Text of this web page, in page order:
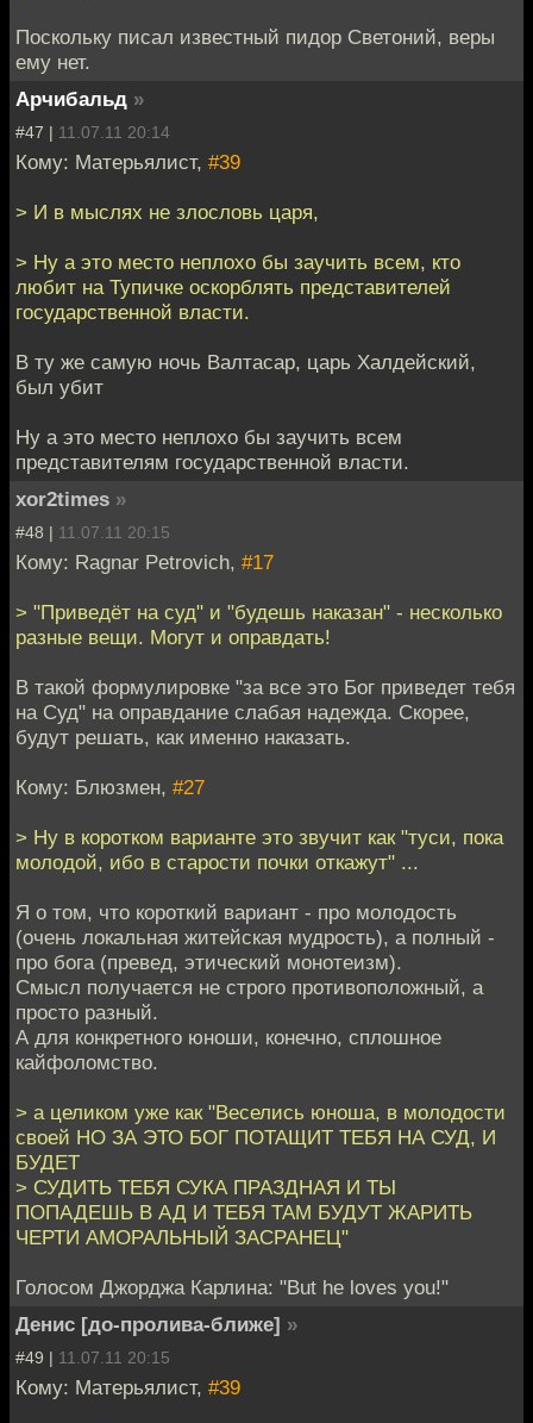
Поскольку писал известный пидор Светоний, веры
ему нет.
Арчибальд »
#47 | 11.07.11 20:14
Кому: Матерьялист, #39
> И в мыслях не злословь царя,
> Ну а это место неплохо бы заучить всем, кто
любит на Тупичке оскорблять представителей
государственной власти.
В ту же самую ночь Валтасар, царь Халдейский,
был убит
Ну а это место неплохо бы заучить всем
представителям государственной власти.
xor2times »
#48 | 11.07.11 20:15
Кому: Ragnar Petrovich, #17
> "Приведёт на суд" и "будешь наказан" - несколько
разные вещи. Могут и оправдать!
В такой формулировке "за все это Бог приведет тебя
на Суд" на оправдание слабая надежда. Скорее,
будут решать, как именно наказать.
Кому: Блюзмен, #27
> Ну в коротком варианте это звучит как "туси, пока
молодой, ибо в старости почки откажут" ...
Я о том, что короткий вариант - про молодость
(очень локальная житейская мудрость), а полный -
про бога (превед, этический монотеизм).
Смысл получается не строго противоположный, а
просто разный.
А для конкретного юноши, конечно, сплошное
кайфоломство.
> а целиком уже как "Веселись юноша, в молодости
своей НО ЗА ЭТО БОГ ПОТАЩИТ ТЕБЯ НА СУД, И
БУДЕТ
> СУДИТЬ ТЕБЯ СУКА ПРАЗДНАЯ И ТЫ
ПОПАДЕШЬ В АД И ТЕБЯ ТАМ БУДУТ ЖАРИТЬ
ЧЕРТИ АМОРАЛЬНЫЙ ЗАСРАНЕЦ"
Голосом Джорджа Карлина: "But he loves you!"
Денис [до-пролива-ближе] »
#49 | 11.07.11 20:15
Кому: Матерьялист, #39